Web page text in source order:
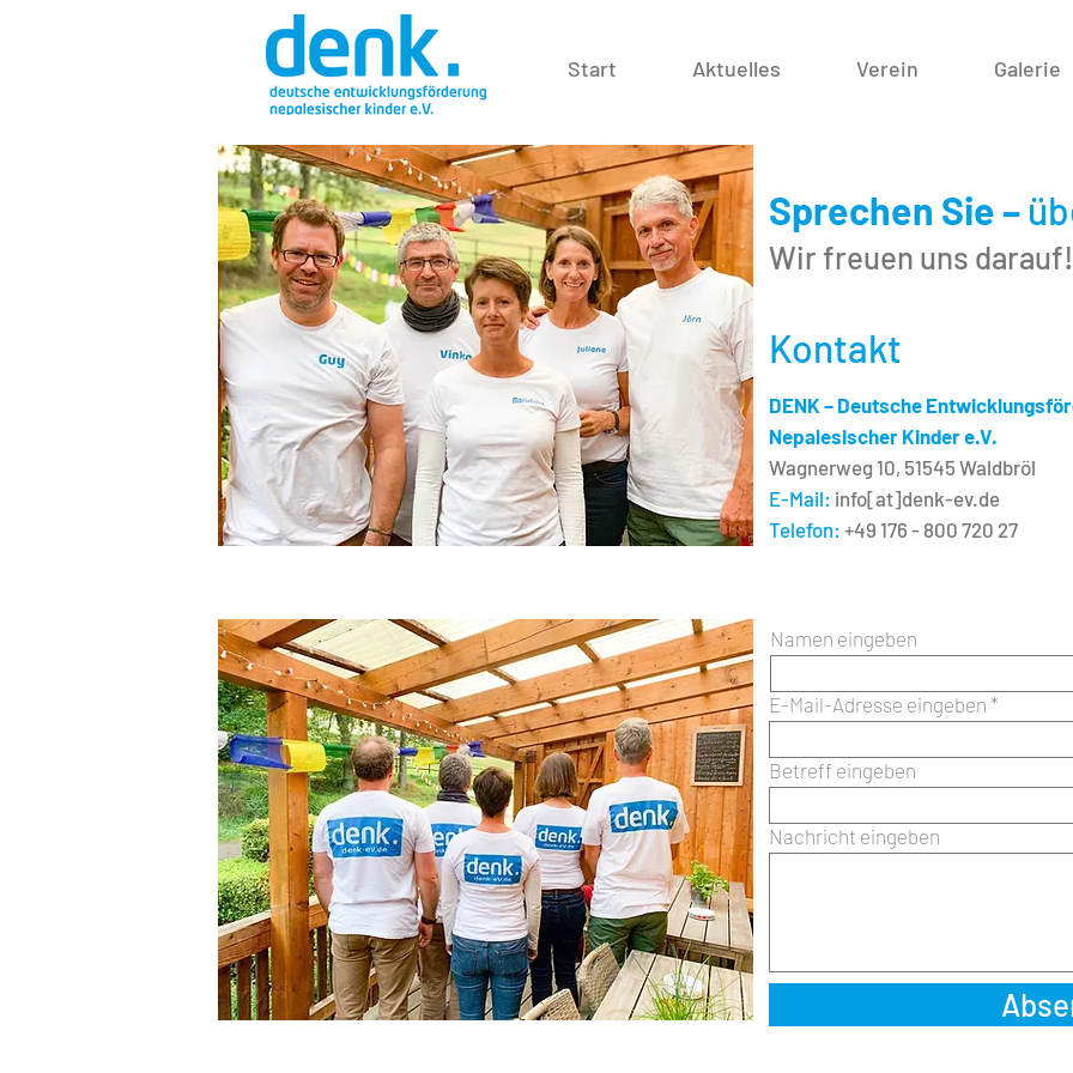
Start Aktuelles Verein Galerie
Sprechen Sie –
Wir freuen uns darauf!
Kontakt
DENK – Deutsche
Nepalesischer Kinder e.V.
Wagnerweg 10, 51545 Waldbröl
E-Mail: info[at]denk-ev.de
Telefon: +49 176 - 800 720 27
Namen eingeben
E-Mail-Adresse eingeben
Betreff eingeben
Nachricht eingeben